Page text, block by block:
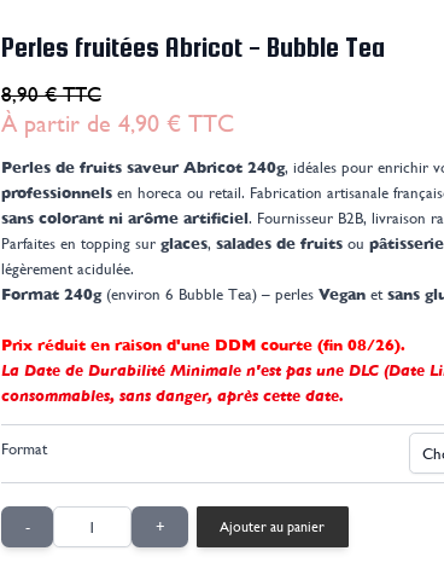
Perles fruitées Abricot - Bubble Tea
8,90 € TTC
À partir de 4,90 € TTC
Perles de fruits saveur Abricot 240g, idéales pour enrichir
professionnels en horeca ou retail. Fabrication artisanale
sans colorant ni arôme artificiel. Fournisseur B2B, livraison
Parfaites en topping sur glaces, salades de fruits ou
légèrement acidulée.
Format 240g(environ 6 Bubble Tea) – perles Vegan et sans
Prix réduit en raison d'une DDM courte (fin 08/26).
La Date de Durabilité Minimale n'est pas une DLC (Date
consommables, sans danger, après cette date.
Format
Quantité
- + Ajouter au panier